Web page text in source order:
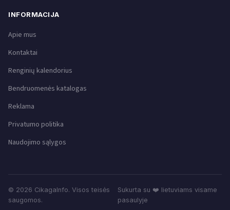
INFORMACIJA
Apie mus
Kontaktai
Renginių kalendorius
Bendruomenės katalogas
Reklama
Privatumo politika
Naudojimo sąlygos
© 2026 CikagaInfo. Visos teisės
saugomos.
Sukurta su ❤️ lietuviams visame
pasaulyje